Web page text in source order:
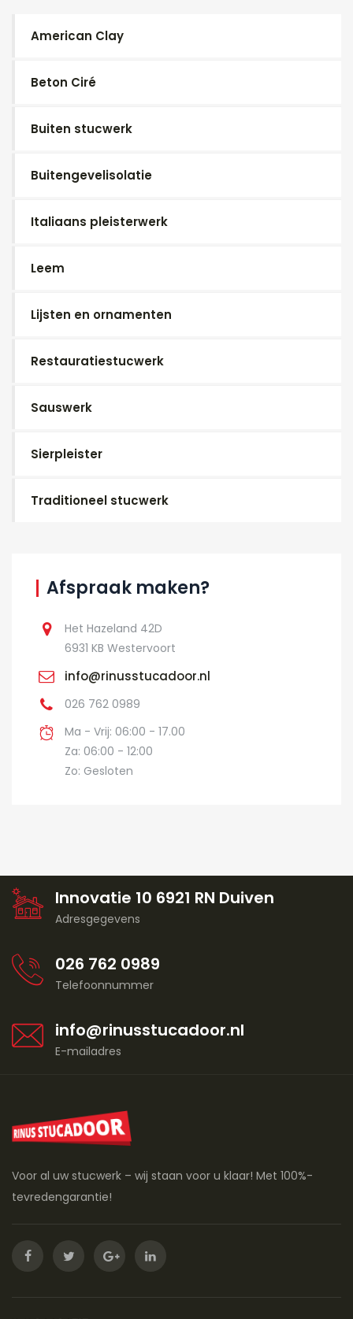
American Clay
Beton Ciré
Buiten stucwerk
Buitengevelisolatie
Italiaans pleisterwerk
Leem
Lijsten en ornamenten
Restauratiestucwerk
Sauswerk
Sierpleister
Traditioneel stucwerk
Afspraak maken?
Het Hazeland 42D
6931 KB Westervoort
info@rinusstucadoor.nl
026 762 0989
Ma - Vrij: 06:00 - 17.00
Za: 06:00 - 12:00
Zo: Gesloten
Innovatie 10 6921 RN Duiven
Adresgegevens
026 762 0989
Telefoonnummer
info@rinusstucadoor.nl
E-mailadres
Voor al uw stucwerk – wij staan voor u klaar! Met 100%-
tevredengarantie!